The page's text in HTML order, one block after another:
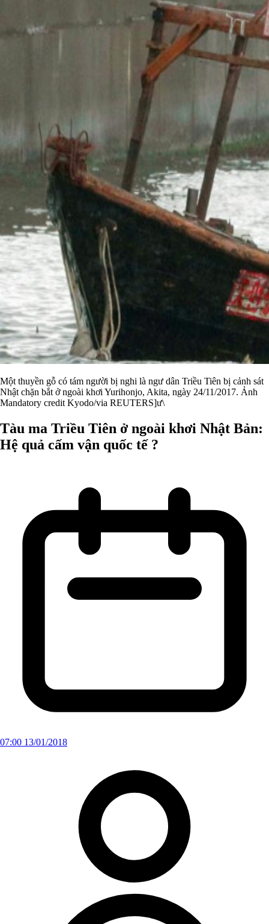
Một thuyền gỗ có tám người bị nghi là ngư dân Triều Tiên bị cảnh sát
Nhật chặn bắt ở ngoài khơi Yurihonjo, Akita, ngày 24/11/2017. Ảnh
Mandatory credit Kyodo/via REUTERS]ư\
Tàu ma Triều Tiên ở ngoài khơi Nhật Bản:
Hệ quả cấm vận quốc tế ?
07:00 13/01/2018